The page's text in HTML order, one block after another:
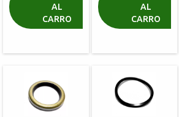
R$ 206,70
AL
CARRO
R$ 66,17
AL
CARRO